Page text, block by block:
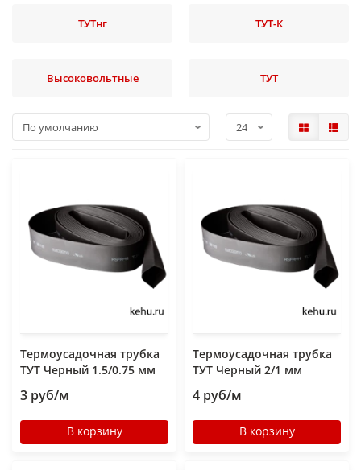
ТУТнг ТУТ-К
Высоковольтные ТУТ
Термоусадочная трубка
ТУТ Черный 1.5/0.75 мм
3 руб/м
В корзину
Термоусадочная трубка
ТУТ Черный 2/1 мм
4 руб/м
В корзину